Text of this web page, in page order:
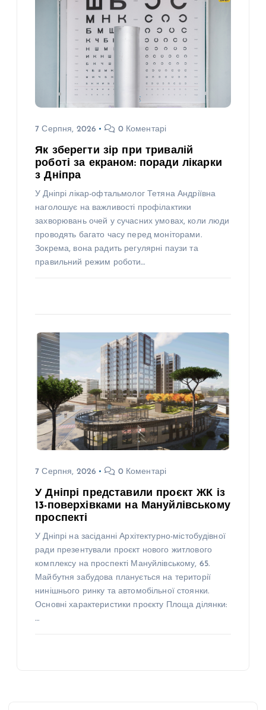
7 Серпня, 2026 0 Коментарі
Як зберегти зір при тривалій
роботі за екраном: поради лікарки
з Дніпра
У Дніпрі лікар-офтальмолог Тетяна Андріївна
наголошує на важливості профілактики
захворювань очей у сучасних умовах, коли люди
проводять багато часу перед моніторами.
Зокрема, вона радить регулярні паузи та
правильний режим роботи…
7 Серпня, 2026 0 Коментарі
У Дніпрі представили проєкт ЖК із
13-поверхівками на Мануйлівському
проспекті
У Дніпрі на засіданні Архітектурно-містобудівної
ради презентували проєкт нового житлового
комплексу на проспекті Мануйлівському, 65.
Майбутня забудова планується на території
нинішнього ринку та автомобільної стоянки.
Основні характеристики проєкту Площа ділянки:
…